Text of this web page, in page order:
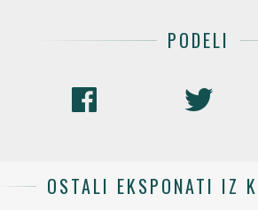
PODELI
OSTALI EKSPONATI IZ